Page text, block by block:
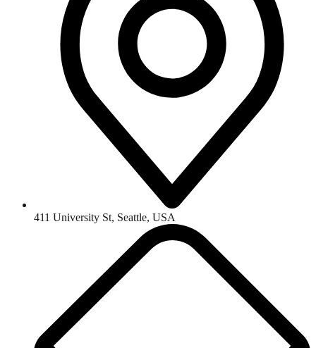
411 University St, Seattle, USA